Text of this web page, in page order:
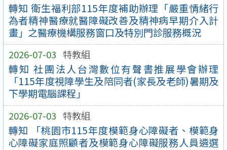
轉知 衛生福利部115年度補助辦理「嚴重情緒行
為者精神醫療就醫障礙改善及精神病早期介入計
畫」之醫療機構服務窗口及特別門診服務概況
2026-07-03 特教組
轉知 社團法人台灣數位有聲書推展學會辦理
「115年度視障學生及陪同者(家長及老師)暑期及
下學期電腦課程」
2026-07-03 特教組
轉知 「桃園市115年度模範身心障礙者、模範身
心障礙家庭照顧者及模範身心障礙服務人員遴選